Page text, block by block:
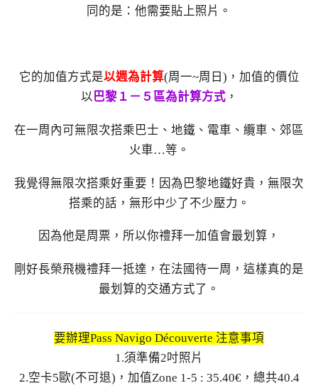
同的是：他需要貼上照片。
它的加值方式是以週為計算(周一~周日)，加值的價位
以巴黎１－５區為計算方式，
在一周內可無限次搭乘巴士、地鐵、電車、纜車、郊區
火車…等。
我覺得無限次搭乘好重要！因為巴黎地鐵好貴，無限次
搭乘的話，無形中少了不少壓力。
因為他是周票，所以你禮拜一加值會最划算，
剛好長榮飛機禮拜一抵達，在法國待一周，這樣真的是
最划算的交通方式了。
要辦理Pass Navigo Découverte 注意事項
1.須準備2吋照片
2.空卡5歐(不可退)，加值Zone 1-5 : 35.40€，總共40.4